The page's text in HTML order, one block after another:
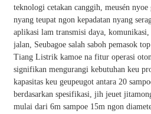
teknologi cetakan canggih, meusén nyoe
nyang teupat ngon kepadatan nyang
aplikasi lam transmisi daya, komunikasi,
jalan, Seubagoe salah saboh pemasok
Tiang Listrik kamoe na fitur operasi
signifikan mengurangi kebutuhan keu
kapasitas keu geupeugot antara 20
berdasarkan spesifikasi, jih jeuet
mulai dari 6m sampoe 15m ngon